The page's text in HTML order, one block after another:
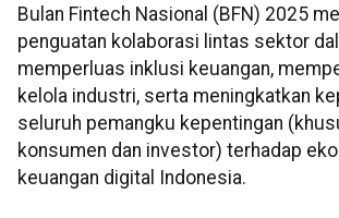
Bulan Fintech Nasional (BFN) 2025
penguatan kolaborasi lintas sektor
memperluas inklusi keuangan,
kelola industri, serta meningkatkan
seluruh pemangku kepentingan
konsumen dan investor) terhadap
keuangan digital Indonesia.